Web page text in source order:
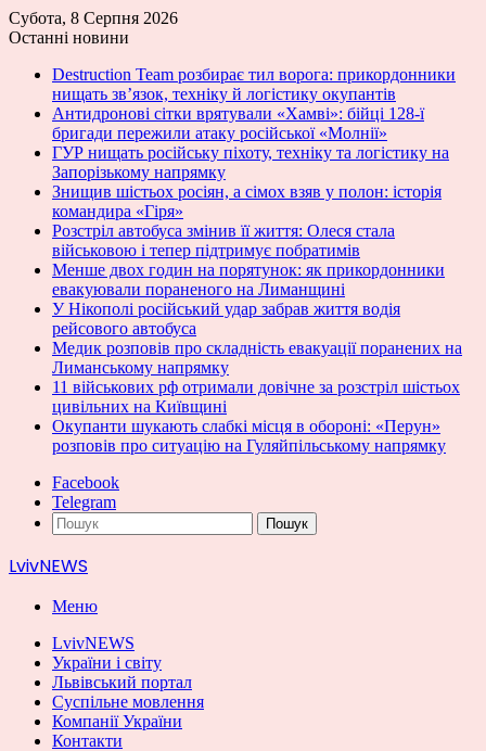
Субота, 8 Серпня 2026
Останні новини
Destruction Team розбирає тил ворога: прикордонники
нищать зв’язок, техніку й логістику окупантів
Антидронові сітки врятували «Хамві»: бійці 128-ї
бригади пережили атаку російської «Молнії»
ГУР нищать російську піхоту, техніку та логістику на
Запорізькому напрямку
Знищив шістьох росіян, а сімох взяв у полон: історія
командира «Гіря»
Розстріл автобуса змінив її життя: Олеся стала
військовою і тепер підтримує побратимів
Менше двох годин на порятунок: як прикордонники
евакуювали пораненого на Лиманщині
У Нікополі російський удар забрав життя водія
рейсового автобуса
Медик розповів про складність евакуації поранених на
Лиманському напрямку
11 військових рф отримали довічне за розстріл шістьох
цивільних на Київщині
Окупанти шукають слабкі місця в обороні: «Перун»
розповів про ситуацію на Гуляйпільському напрямку
Facebook
Telegram
Пошук
LvivNEWS
Меню
LvivNEWS
України і світу
Львівський портал
Суспільне мовлення
Компанії України
Контакти